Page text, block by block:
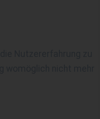
Nutzererfahrung zu
womöglich nicht mehr